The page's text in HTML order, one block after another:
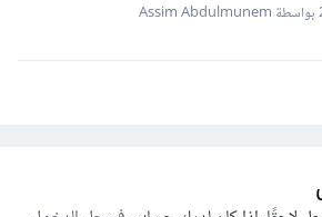
بواسطة Assim Abdulmunem